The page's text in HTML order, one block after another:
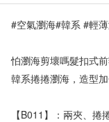
#空氣瀏海#韓系 #輕
怕瀏海剪壞嗎髮扣式
韓系捲捲瀏海，造型加
【B011】：兩夾、捲